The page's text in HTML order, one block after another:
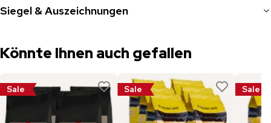
Siegel & Auszeichnungen
Könnte Ihnen auch gefallen
Sale Sale Sale